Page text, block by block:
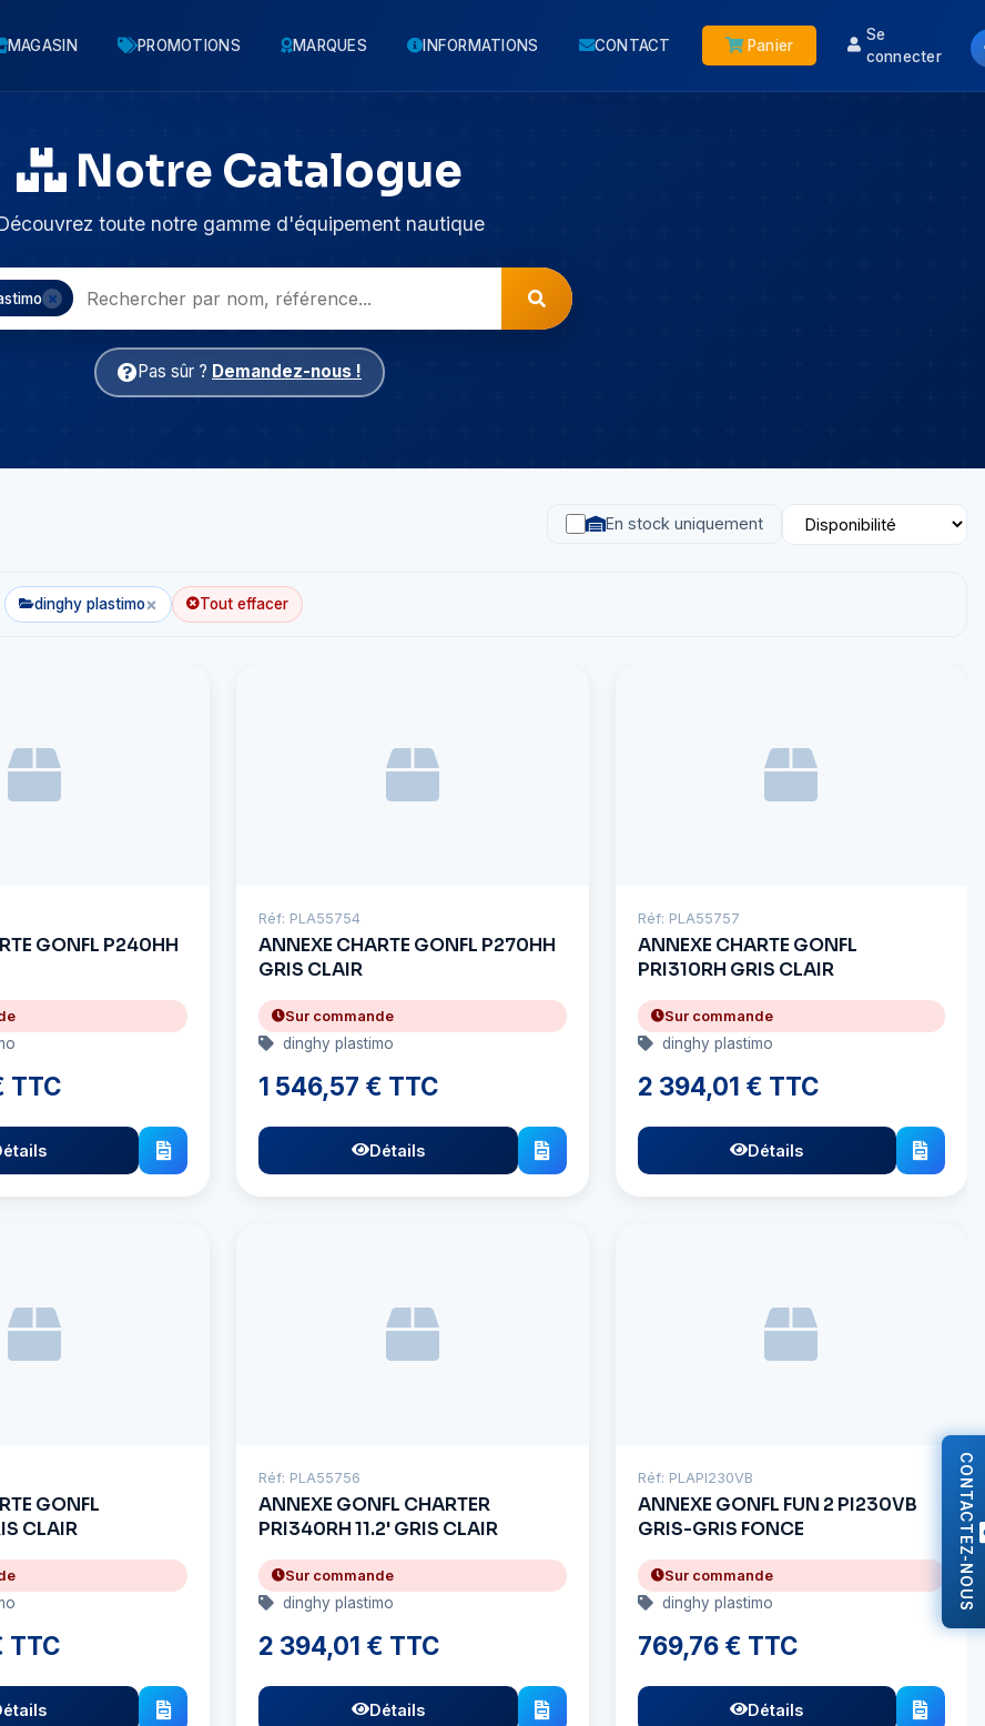
CONTACTEZ-NOUS
MAGASIN PROMOTIONS MARQUES INFORMATIONS CONTACT Panier
Se
connecter
Notre Catalogue
toute notre gamme d'équipement nautique
Pas sûr ? Demandez-nous !
En stock uniquement
dinghy plastimo× Tout effacer
GONFL P240HH
TTC
Réf: PLA55754
ANNEXE CHARTE GONFL P270HH
GRIS CLAIR
Sur commande
dinghy plastimo
1 546,57 € TTC
Détails
Réf: PLA55757
ANNEXE CHARTE GONFL
PRI310RH GRIS CLAIR
Sur commande
dinghy plastimo
2 394,01 € TTC
Détails
GONFL
CLAIR
TTC
Réf: PLA55756
ANNEXE GONFL CHARTER
PRI340RH 11.2' GRIS CLAIR
Sur commande
dinghy plastimo
2 394,01 € TTC
Détails
Réf: PLAPI230VB
ANNEXE GONFL FUN 2 PI230VB
GRIS-GRIS FONCE
Sur commande
dinghy plastimo
769,76 € TTC
Détails